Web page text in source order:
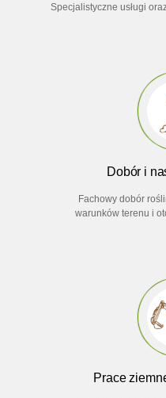
Specjalistyczne usługi
Dobór i
Fachowy dobór
warunków terenu i
Prace